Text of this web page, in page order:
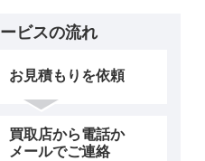
ビスの流れ
お見積もりを依頼
買取店から電話か
メールでご連絡